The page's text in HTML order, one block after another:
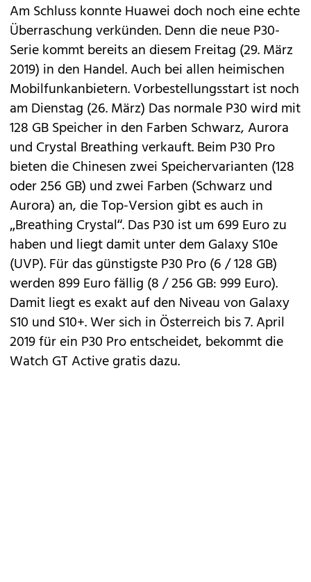
Am Schluss konnte Huawei doch noch eine echte
Überraschung verkünden. Denn die neue P30-
Serie kommt bereits an diesem Freitag (29. März
2019) in den Handel. Auch bei allen heimischen
Mobilfunkanbietern. Vorbestellungsstart ist noch
am Dienstag (26. März) Das normale P30 wird mit
128 GB Speicher in den Farben Schwarz, Aurora
und Crystal Breathing verkauft. Beim P30 Pro
bieten die Chinesen zwei Speichervarianten (128
oder 256 GB) und zwei Farben (Schwarz und
Aurora) an, die Top-Version gibt es auch in
„Breathing Crystal“. Das P30 ist um 699 Euro zu
haben und liegt damit unter dem Galaxy S10e
(UVP). Für das günstigste P30 Pro (6 / 128 GB)
werden 899 Euro fällig (8 / 256 GB: 999 Euro).
Damit liegt es exakt auf den Niveau von Galaxy
S10 und S10+. Wer sich in Österreich bis 7. April
2019 für ein P30 Pro entscheidet, bekommt die
Watch GT Active gratis dazu.